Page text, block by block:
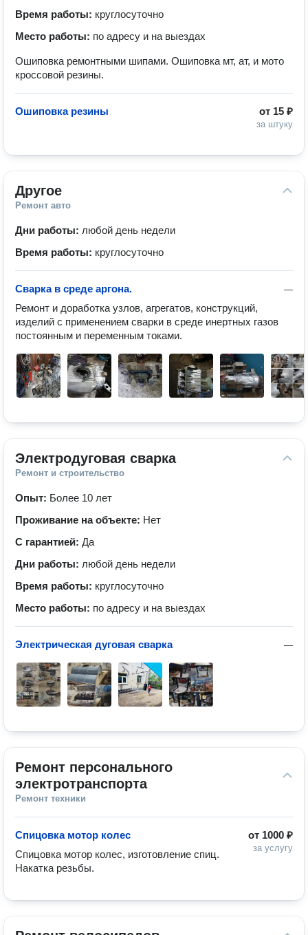
Время работы: круглосуточно
Место работы: по адресу и на выездах
Ошиповка ремонтными шипами. Ошиповка мт, ат, и мото
кроссовой резины.
от 15 ₽
за штуку
Ошиповка резины
Другое
Ремонт авто
Дни работы: любой день недели
Время работы: круглосуточно
—
Сварка в среде аргона.
Ремонт и доработка узлов, агрегатов, конструкций,
изделий с применением сварки в среде инертных газов
постоянным и переменным токами.
Электродуговая сварка
Ремонт и строительство
Опыт: Более 10 лет
Проживание на объекте: Нет
С гарантией: Да
Дни работы: любой день недели
Время работы: круглосуточно
Место работы: по адресу и на выездах
—
Электрическая дуговая сварка
Ремонт персонального
электротранспорта
Ремонт техники
от 1000 ₽
за услугу
Спицовка мотор колес
Спицовка мотор колес, изготовление спиц.
Накатка резьбы.